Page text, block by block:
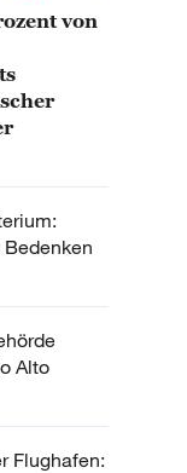
von
Alto
Flughafen: